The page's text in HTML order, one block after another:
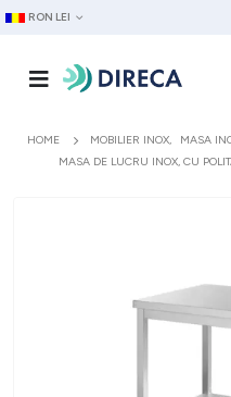
RON LEI
HOME MOBILIER INOX, MASA
MASA DE LUCRU INOX, CU